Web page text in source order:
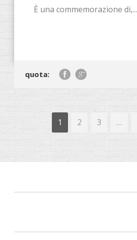
È una commemorazione di,...
quota:
1 2 3 …